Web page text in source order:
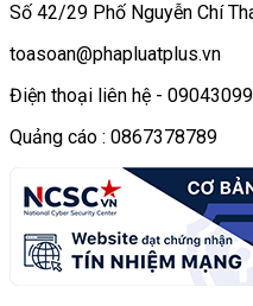
Số 42/29 Phố Nguyễn Chí
toasoan@phapluatplus.vn
Điện thoại liên hệ -
Quảng cáo : 0867378789